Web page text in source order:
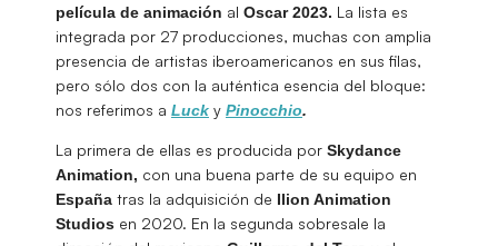
película de animación al Oscar 2023. La lista es
integrada por 27 producciones, muchas con amplia
presencia de artistas iberoamericanos en sus filas,
pero sólo dos con la auténtica esencia del bloque:
nos referimos a Luck y Pinocchio.
La primera de ellas es producida por Skydance
Animation, con una buena parte de su equipo en
España tras la adquisición de Ilion Animation
Studios en 2020. En la segunda sobresale la